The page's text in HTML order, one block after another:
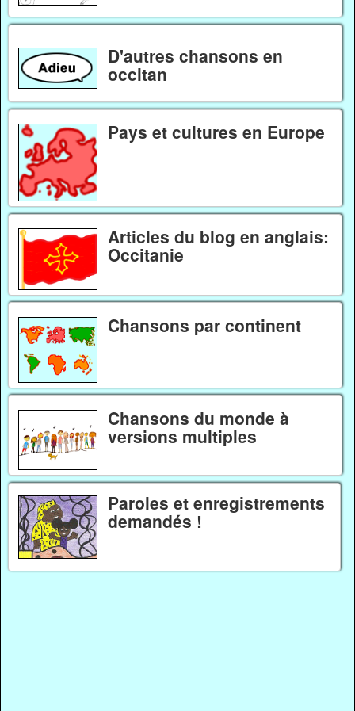
D'autres chansons en
occitan
Pays et cultures en Europe
Articles du blog en anglais:
Occitanie
Chansons par continent
Chansons du monde à
versions multiples
Paroles et enregistrements
demandés !